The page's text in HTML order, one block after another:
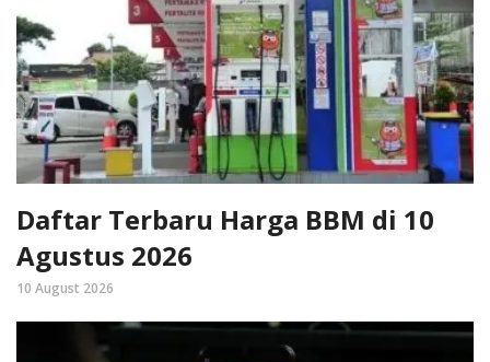
Daftar Terbaru Harga BBM di 10
Agustus 2026
10 August 2026